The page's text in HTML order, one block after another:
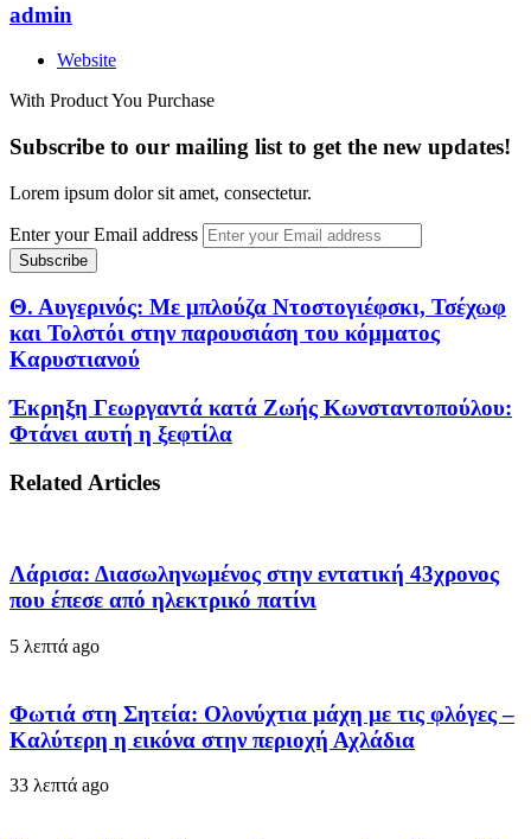
admin
Website
With Product You Purchase
Subscribe to our mailing list to get the new updates!
Lorem ipsum dolor sit amet, consectetur.
Enter your Email address
Θ. Αυγερινός: Με μπλούζα Ντοστογιέφσκι, Τσέχωφ
και Τολστόι στην παρουσιάση του κόμματος
Καρυστιανού
Έκρηξη Γεωργαντά κατά Ζωής Κωνσταντοπούλου:
Φτάνει αυτή η ξεφτίλα
Related Articles
Λάρισα: Διασωληνωμένος στην εντατική 43χρονος
που έπεσε από ηλεκτρικό πατίνι
5 λεπτά ago
Φωτιά στη Σητεία: Ολονύχτια μάχη με τις φλόγες –
Καλύτερη η εικόνα στην περιοχή Αχλάδια
33 λεπτά ago